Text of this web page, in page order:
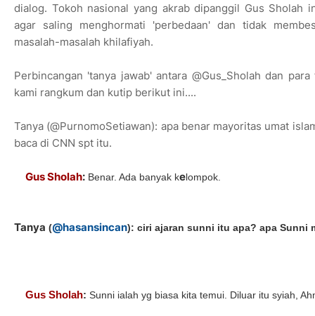
dialog. Tokoh nasional yang akrab dipanggil Gus Sholah
agar saling menghormati 'perbedaan' dan tidak
masalah-masalah khilafiyah.
Perbincangan 'tanya jawab' antara @Gus_Sholah dan
kami rangkum dan kutip berikut ini....
Tanya (@PurnomoSetiawan): apa benar mayoritas umat
baca di CNN spt itu.
Gus Sholah: Benar. Ada banyak kelompok.
Tanya (@hasansincan): ciri ajaran sunni itu apa? apa Sunni
Gus Sholah: Sunni ialah yg biasa kita temui. Diluar itu syiah,